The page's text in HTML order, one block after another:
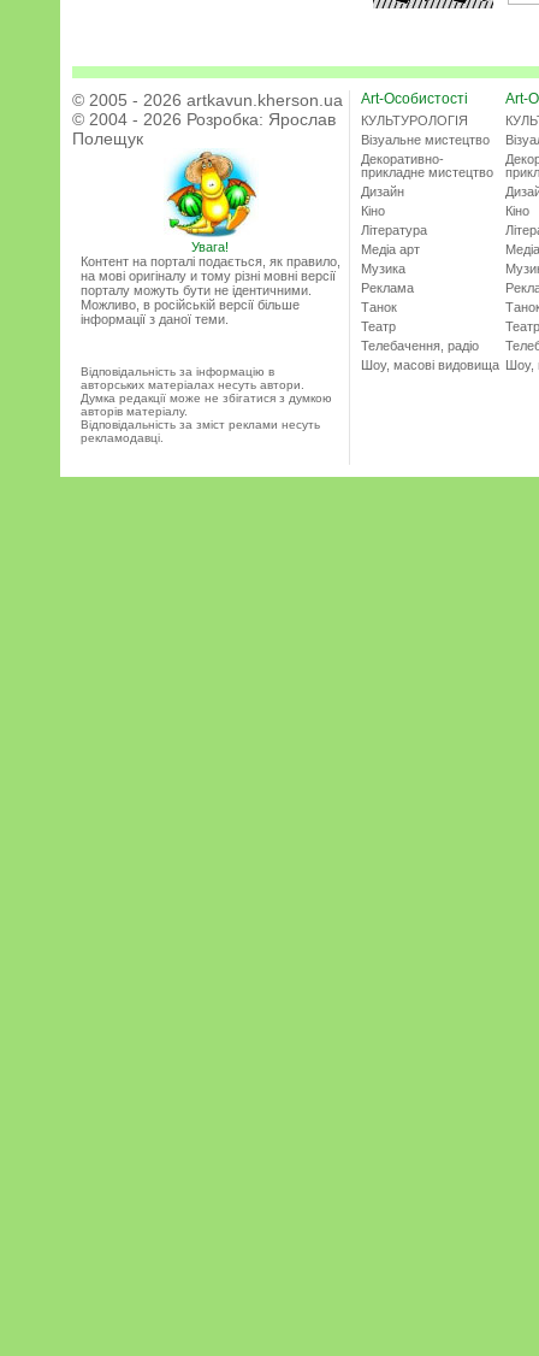
© 2005 - 2026 artkavun.kherson.ua
© 2004 - 2026 Розробка: Ярослав
Полещук
Увага!
Контент на порталі подається, як правило,
на мові оригіналу и тому різні мовні версії
порталу можуть бути не ідентичними.
Можливо, в російській версії більше
інформації з даної теми.
Відповідальність за інформацію в
авторських матеріалах несуть автори.
Думка редакції може не збігатися з думкою
авторів матеріалу.
Відповідальність за зміст реклами несуть
рекламодавці.
Art-Особистості
КУЛЬТУРОЛОГІЯ
Візуальне мистецтво
Декоративно-
прикладне мистецтво
Дизайн
Кіно
Література
Медіа арт
Музика
Реклама
Танок
Театр
Телебачення, радіо
Шоу, масові видовища
Art-
Кіно
Театр
Шоу,